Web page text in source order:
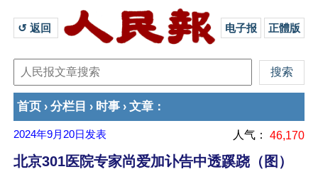
↺ 返回 电子报 正體版
首页 › 分栏目 › 时事 › 文章 ：
2024年9月20日 发表 人气： 46,170
北京301医院专家尚爱加讣告中透蹊跷（图）